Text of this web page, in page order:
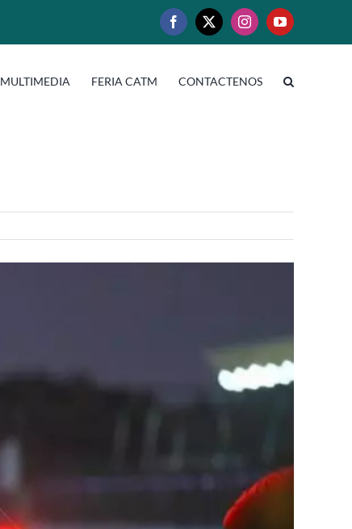
Facebook
X InstagramYouTube
MULTIMEDIA FERIA CATM CONTACTENOS